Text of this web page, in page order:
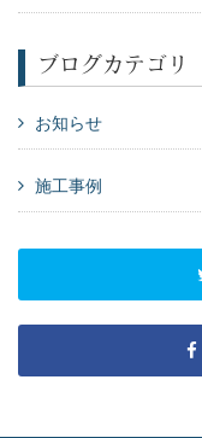
ブログカテゴリ
お知らせ
施工事例